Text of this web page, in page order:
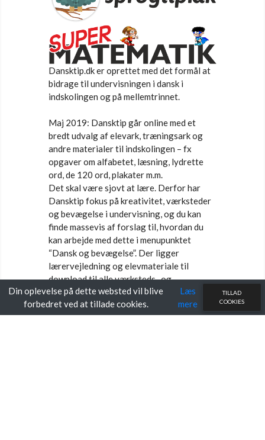
Din oplevelse på dette websted vil blive
forbedret ved at tillade cookies.
Læs
mere
TILLAD
COOKIES
Dansktip.dk er oprettet med det formål at
bidrage til undervisningen i dansk i
indskolingen og på mellemtrinnet.
Maj 2019: Dansktip går online med et
bredt udvalg af elevark, træningsark og
andre materialer til indskolingen – fx
opgaver om alfabetet, læsning, lydrette
ord, de 120 ord, plakater m.m.
Det skal være sjovt at lære. Derfor har
Dansktip fokus på kreativitet, værksteder
og bevægelse i undervisning, og du kan
finde massevis af forslag til, hvordan du
kan arbejde med dette i menupunktet
“Dansk og bevægelse”. Der ligger
lærervejledning og elevmateriale til
download til alle værksteds- og
bevægelsesaktiviteter.
Oktober 2019: Faglige forløb og elevark